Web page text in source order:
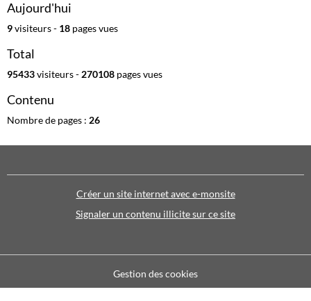
Aujourd'hui
9visiteurs - 18 pages vues
Total
95433visiteurs - 270108 pages vues
Contenu
Nombre de pages : 26
Créer un site internet avec e-monsite
Signaler un contenu illicite sur ce site
Gestion des cookies